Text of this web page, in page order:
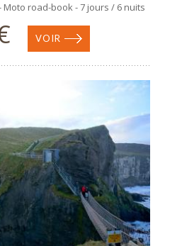
Moto road-book - 7 jours / 6 nuits
VOIR